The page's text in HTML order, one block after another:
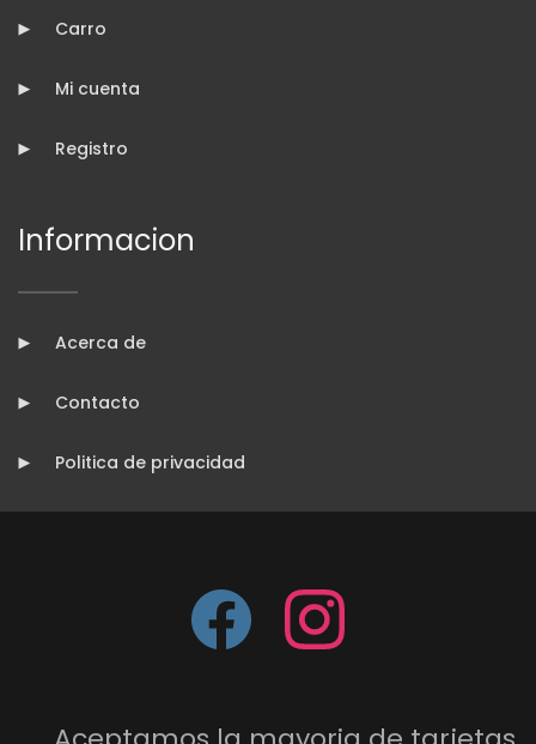
Carro
Mi cuenta
Registro
Informacion
Acerca de
Contacto
Politica de privacidad